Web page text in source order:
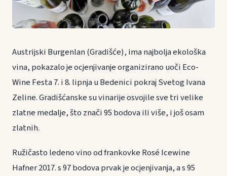
Austrijski Burgenlan (Gradišće), ima najbolja ekološka
vina, pokazalo je ocjenjivanje organizirano uoči Eco-
Wine Festa 7. i 8. lipnja u Bedenici pokraj Svetog Ivana
Zeline. Gradišćanske su vinarije osvojile sve tri velike
zlatne medalje, što znači 95 bodova ili više, i još osam
zlatnih.
Ružičasto ledeno vino od frankovke Rosé Icewine
Hafner 2017. s 97 bodova prvak je ocjenjivanja, a s 95